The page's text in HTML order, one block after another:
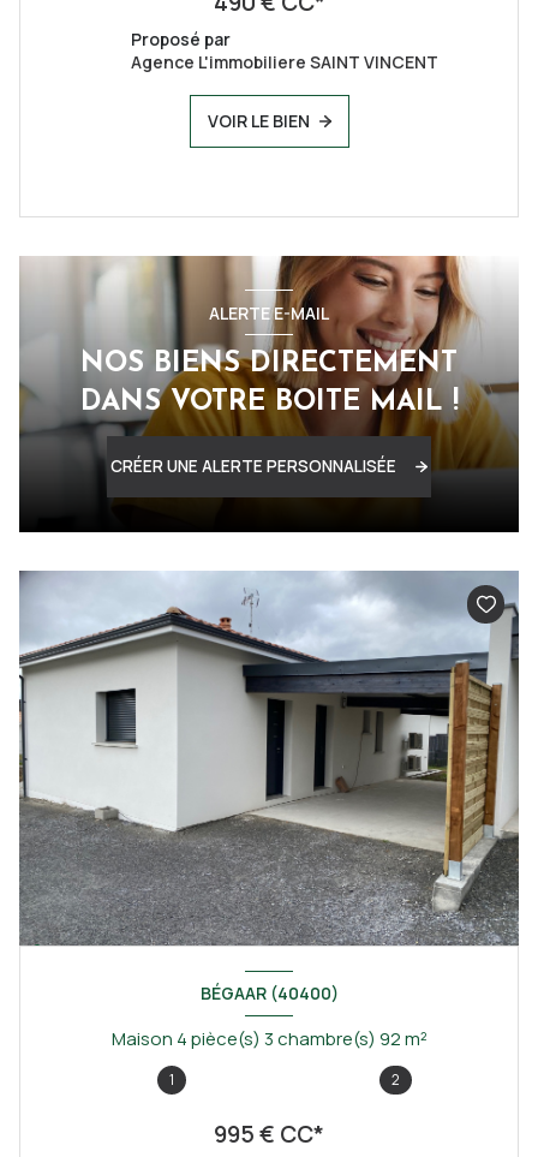
Proposé par
Agence L'immobiliere SAINT VINCENT
VOIR LE BIEN
ALERTE E-MAIL
NOS BIENS DIRECTEMENT
DANS VOTRE BOITE MAIL !
CRÉER UNE ALERTE PERSONNALISÉE
BÉGAAR (40400)
Maison 4 pièce(s) 3 chambre(s) 92 m²
1 2
995 € CC*